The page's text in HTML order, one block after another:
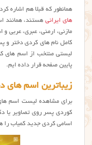
همانطور که قبلا هم اشاره
های ایرانیهستند، همانند
مازنی، ارمنی، عبری،
کامل نام های کردی دختر و
لیستی منتخب از اسم های
پایین صفحه قرار داده ایم.
زیباترین اسم های
برای مشاهده لیست اسم
کوردی پسر روی تصاویر یا
اسامی کردی جدید کمیاب را